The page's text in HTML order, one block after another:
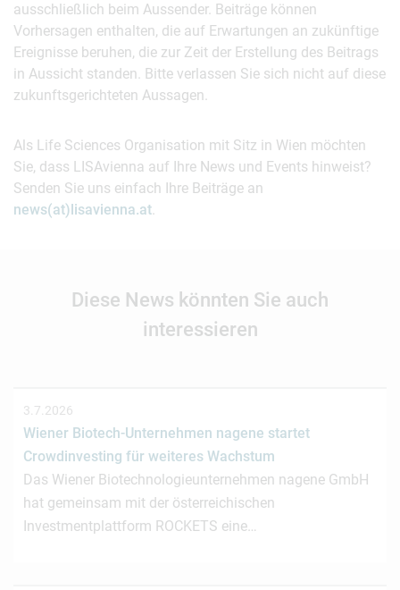
ausschließlich beim Aussender. Beiträge können
Vorhersagen enthalten, die auf Erwartungen an zukünftige
Ereignisse beruhen, die zur Zeit der Erstellung des Beitrags
in Aussicht standen. Bitte verlassen Sie sich nicht auf diese
zukunftsgerichteten Aussagen.
Als Life Sciences Organisation mit Sitz in Wien möchten
Sie, dass LISAvienna auf Ihre News und Events hinweist?
Senden Sie uns einfach Ihre Beiträge an
news(at)lisavienna.at.
Diese News könnten Sie auch
interessieren
3.7.2026
Wiener Biotech-Unternehmen nagene startet
Crowdinvesting für weiteres Wachstum
Das Wiener Biotechnologieunternehmen nagene GmbH
hat gemeinsam mit der österreichischen
Investmentplattform ROCKETS eine…